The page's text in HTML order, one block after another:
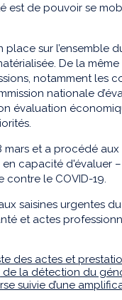
est de pouvoir se
sur l’ensemble
De la
notamment les
nationale
évaluation
mars et a procédé
capacité d'évaluer
le COVID-19.
saisines urgentes du
et actes
des actes et
de la détection du
suivie d’une